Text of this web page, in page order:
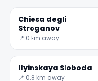
Chiesa degli
Stroganov
📍 0 km away
Ilyinskaya Sloboda
📍 0.8 km away